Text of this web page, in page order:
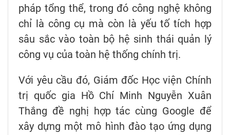
pháp tổng thể, trong đó công nghệ không
chỉ là công cụ mà còn là yếu tố tích hợp
sâu sắc vào toàn bộ hệ sinh thái quản lý
công vụ của toàn hệ thống chính trị.
Với yêu cầu đó, Giám đốc Học viện Chính
trị quốc gia Hồ Chí Minh Nguyễn Xuân
Thắng đề nghị hợp tác cùng Google để
xây dựng một mô hình đào tạo ứng dụng